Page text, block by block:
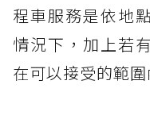
程車服務是依地
情況下，加上若
在可以接受的範圍